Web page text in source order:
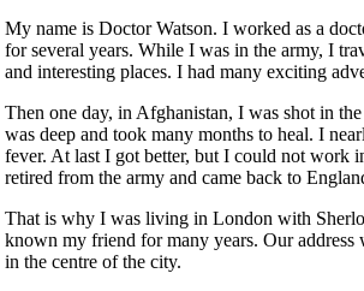
My name is Doctor Watson. I worked as a
for several years. While I was in the army, I
and interesting places. I had many exciting
Then one day, in Afghanistan, I was shot in
was deep and took many months to heal. I
fever. At last I got better, but I could not work
retired from the army and came back to
That is why I was living in London with
known my friend for many years. Our address
in the centre of the city.